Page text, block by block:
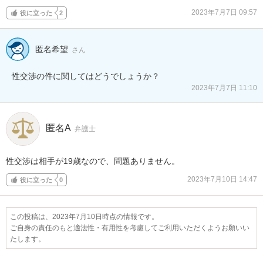
役に立った 2 2023年7月7日 09:57
匿名希望 さん
性交渉の件に関してはどうでしょうか？
2023年7月7日 11:10
匿名A 弁護士
性交渉は相手が19歳なので、問題ありません。
役に立った 0 2023年7月10日 14:47
この投稿は、2023年7月10日時点の情報です。
ご自身の責任のもと適法性・有用性を考慮してご利用いただくようお願いい
たします。